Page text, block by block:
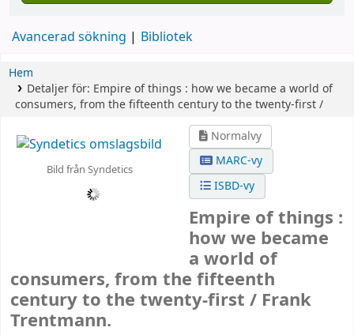
Avancerad sökning Bibliotek
Hem
Detaljer för: Empire of things : how we became a world of
consumers, from the fifteenth century to the twenty-first /
Bild från Syndetics
Normalvy
MARC-vy
ISBD-vy
Empire of things :
how we became
a world of
consumers, from the fifteenth
century to the twenty-first / Frank
Trentmann.